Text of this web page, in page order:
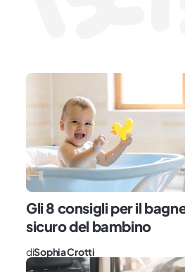
Gli 8 consigli per il
sicuro del bambino
diSophia Crotti